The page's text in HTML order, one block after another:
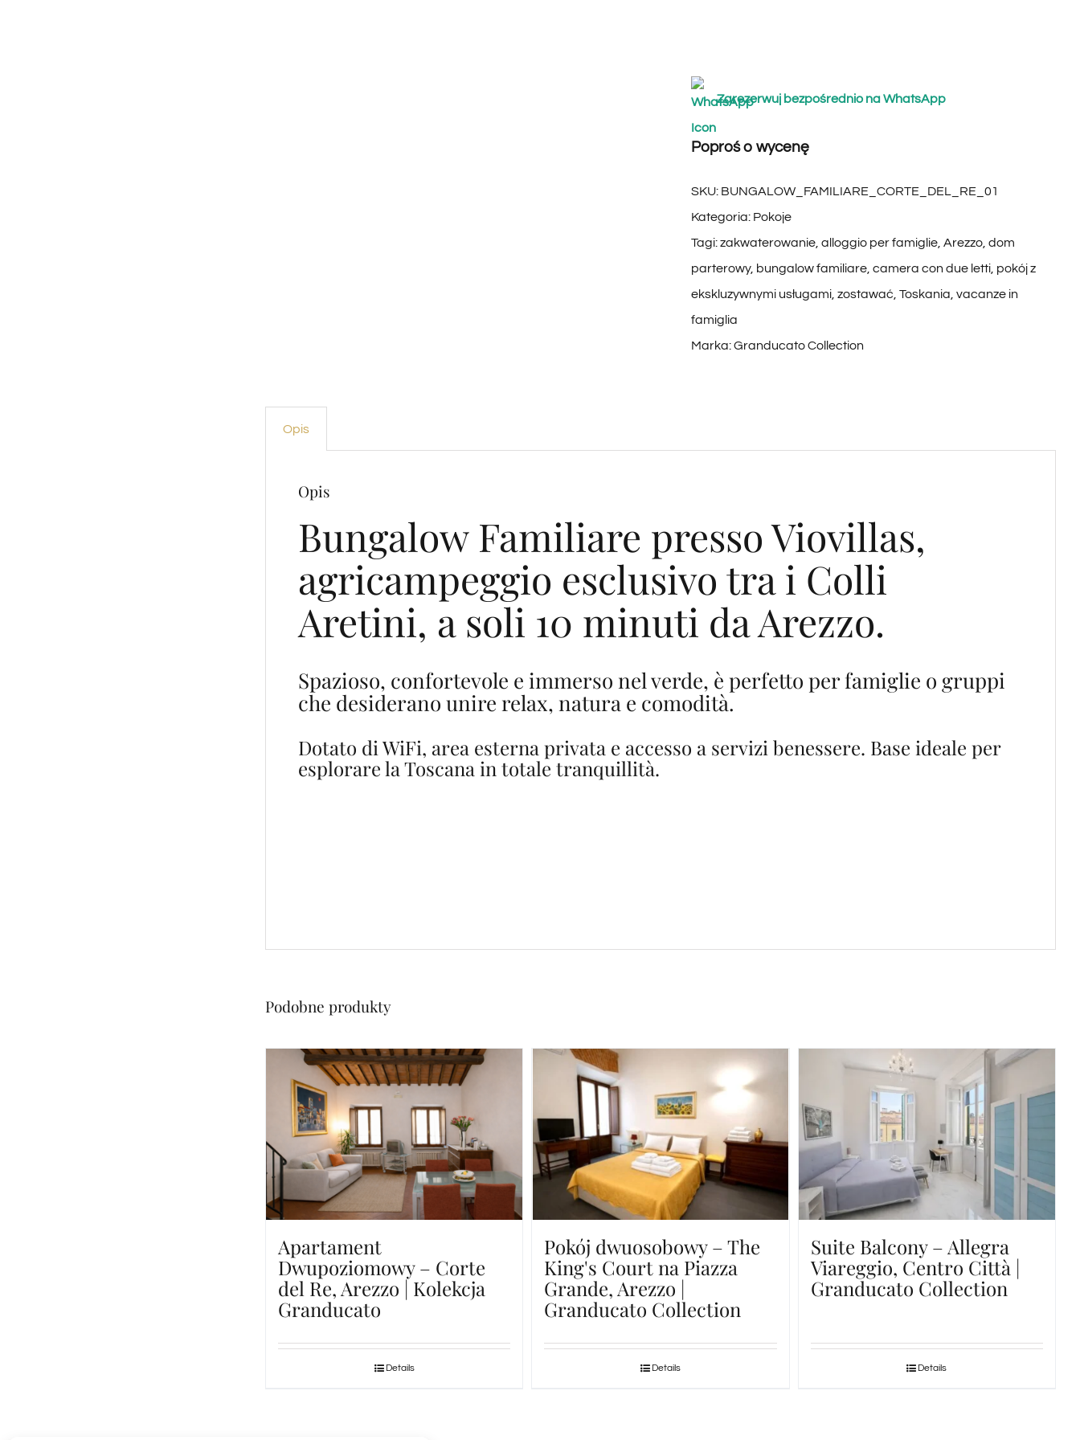
Zarezerwuj bezpośrednio na WhatsApp
Poproś o wycenę
SKU: BUNGALOW_FAMILIARE_CORTE_DEL_RE_01
Kategoria: Pokoje
Tagi:zakwaterowanie, alloggio per famiglie, Arezzo, dom
parterowy, bungalow familiare, camera con due letti, pokój z
ekskluzywnymi usługami, zostawać, Toskania, vacanze in
famiglia
Marka:Granducato Collection
Opis
Opis
Bungalow Familiare presso Viovillas,
agricampeggio esclusivo tra i Colli
Aretini, a soli 10 minuti da Arezzo.
Spazioso, confortevole e immerso nel verde, è perfetto per famiglie o gruppi
che desiderano unire relax, natura e comodità.
Dotato di WiFi, area esterna privata e accesso a servizi benessere. Base ideale per
esplorare la Toscana in totale tranquillità.
Podobne produkty
Apartament
Dwupoziomowy – ​​Corte
del Re, Arezzo | Kolekcja
Granducato
Details
Pokój dwuosobowy – The
King's Court na Piazza
Grande, Arezzo |
Granducato Collection
Details
Suite Balcony – Allegra
Viareggio, Centro Città |
Granducato Collection
Details